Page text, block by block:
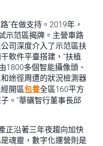
”在做支持。2019年，
示范區揭牌。主營車路
司深度介入了示范區扶
軟件平臺搭建，“扶植
1800多個智能攝像頭、
途徑周遭的狀況檢測器
開區包養全區160平方
。”華礪智行董事長邱
正沿著三年夜趨向加快
魂靈，數字化運營則是